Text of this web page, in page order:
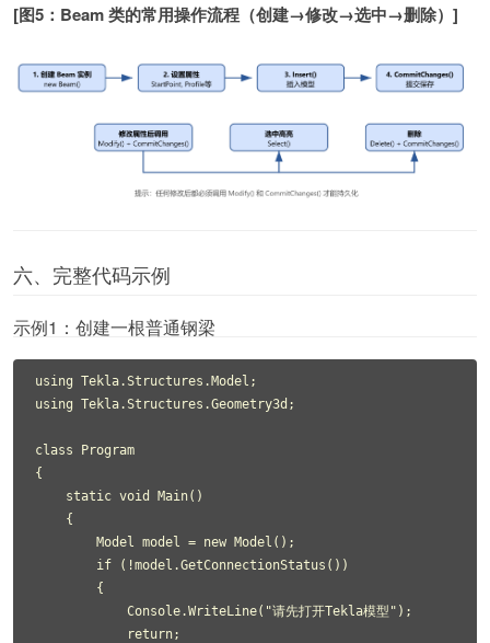
[图5：Beam 类的常用操作流程（创建→修改→选中→删除）]
六、完整代码示例
示例1：创建一根普通钢梁
using Tekla.Structures.Model;
using Tekla.Structures.Geometry3d;
class Program
{